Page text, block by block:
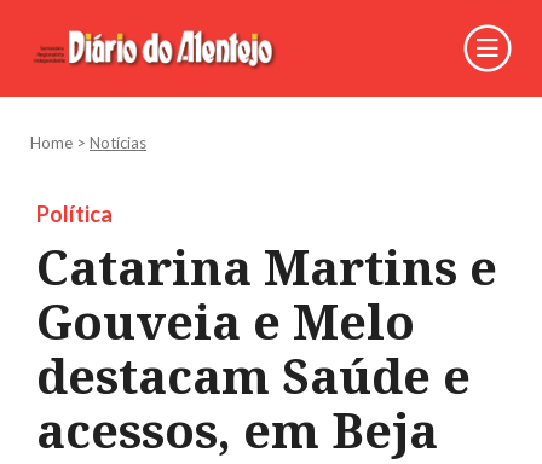
Home > Notícias
Política
Catarina Martins e
Gouveia e Melo
destacam Saúde e
acessos, em Beja